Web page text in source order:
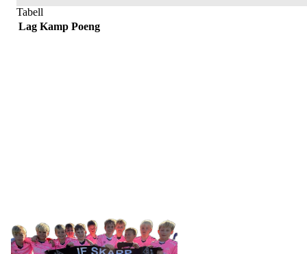
Tabell
Lag Kamp Poeng